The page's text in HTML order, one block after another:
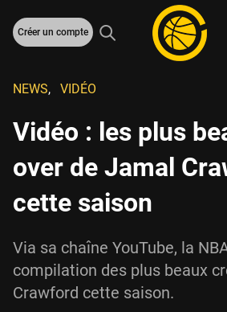
Créer un compte
NEWS, VIDÉO
Vidéo : les plus
over de Jamal
cette saison
Via sa chaîne YouTube, la
compilation des plus beaux
Crawford cette saison.